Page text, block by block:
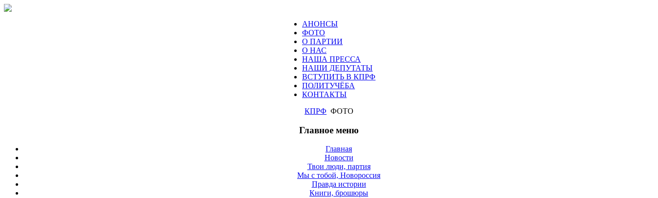
АНОНСЫ
ФОТО
О ПАРТИИ
О НАС
НАША ПРЕССА
НАШИ ДЕПУТАТЫ
ВСТУПИТЬ В КПРФ
ПОЛИТУЧЁБА
КОНТАКТЫ
КПРФ ФОТО
Главное меню
Главная
Новости
Твои люди, партия
Мы с тобой, Новороссия
Правда истории
Книги, брошюры